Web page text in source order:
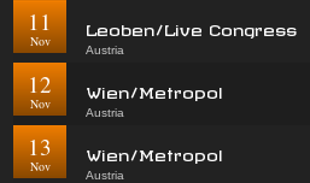
11
Nov
Leoben/Live Congress
Austria
12
Nov
Wien/Metropol
Austria
13
Nov
Wien/Metropol
Austria